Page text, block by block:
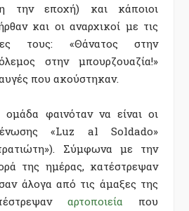
την εποχή) και κάποιοι
και οι αναρχικοί με τις
τους: «Θάνατος στην
στην μπουρζουαζία!»
που ακούστηκαν.
φαινόταν να είναι οι
«Luz al Soldado»
Σύμφωνα με την
της ημέρας, κατέστρεψαν
άλογα από τις άμαξες της
αρτοποιεία που